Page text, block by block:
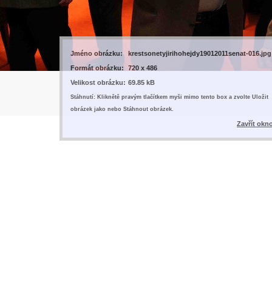
Jméno obrázku:
krestsonetyjirihohejdy19012011senat-016.jpg
Formát obrázku:
720 x 486
Velikost obrázku: 69.85 kB
Stáhnutí: Kliknětě pravým tlačítkem myši mimo tento box a zvolte Uložit
obrázek jako nebo Stáhnout obrázek.
Zavřít